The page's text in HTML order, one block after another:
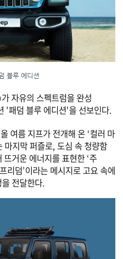
블루 에디션
자유의 스펙트럼을 완성
'패덤 블루 에디션'을 선보인다.
여름 지프가 전개해 온 ‘컬러 마
마지막 퍼즐로, 도심 속 청량함
뜨거운 에너지를 표현한 ‘주
리덤’이라는 메시지로 고요 속에
전달한다.